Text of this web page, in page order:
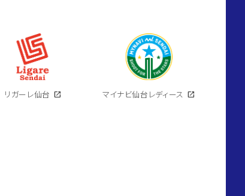
リガーレ仙台 open_in_new マイナビ仙台レディース open_in_new